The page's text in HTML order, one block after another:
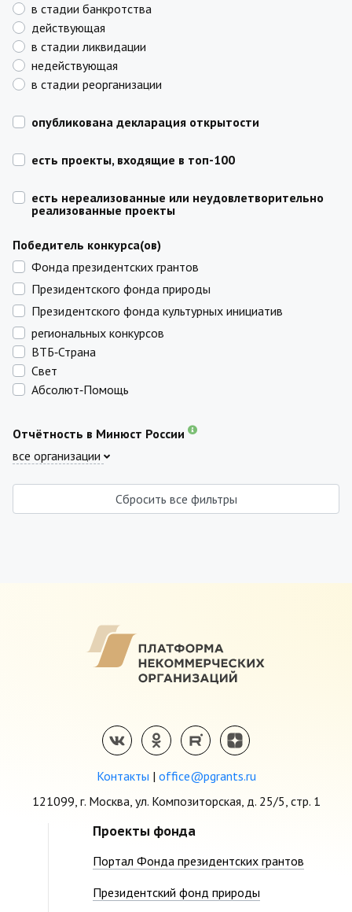
в стадии банкротства
действующая
в стадии ликвидации
недействующая
в стадии реорганизации
опубликована декларация открытости
есть проекты, входящие в топ-100
есть нереализованные или неудовлетворительно
реализованные проекты
Победитель конкурса(ов)
Фонда президентских грантов
Президентского фонда природы
Президентского фонда культурных инициатив
региональных конкурсов
ВТБ‑Страна
Свет
Абсолют‑Помощь
Отчётность в Минюст России
все организации
Сбросить все фильтры
Контакты | office@pgrants.ru
121099, г. Москва, ул. Композиторская, д. 25/5, стр. 1
Проекты фонда
Портал Фонда президентских грантов
Президентский фонд природы